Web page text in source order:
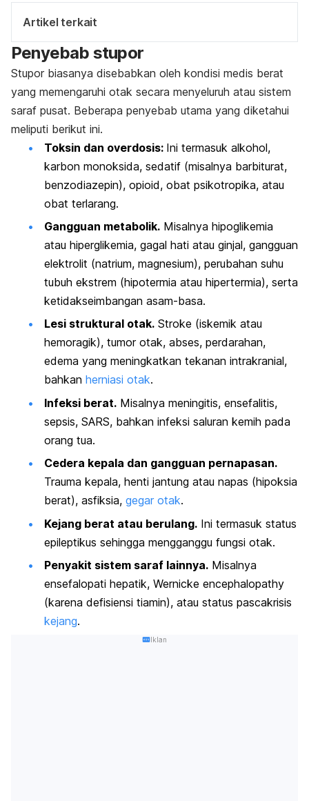
Artikel terkait
Penyebab stupor
Stupor biasanya disebabkan oleh kondisi medis berat
yang memengaruhi otak secara menyeluruh atau sistem
saraf pusat. Beberapa penyebab utama yang diketahui
meliputi berikut ini.
Toksin dan overdosis: Ini termasuk alkohol,
karbon monoksida, sedatif (misalnya barbiturat,
benzodiazepin), opioid, obat psikotropika, atau
obat terlarang.
Gangguan metabolik. Misalnya hipoglikemia
atau hiperglikemia, gagal hati atau ginjal, gangguan
elektrolit (natrium, magnesium), perubahan suhu
tubuh ekstrem (hipotermia atau hipertermia), serta
ketidakseimbangan asam-basa.
Lesi struktural otak. Stroke (iskemik atau
hemoragik), tumor otak, abses, perdarahan,
edema yang meningkatkan tekanan intrakranial,
bahkan herniasi otak.
Infeksi berat. Misalnya meningitis, ensefalitis,
sepsis, SARS, bahkan infeksi saluran kemih pada
orang tua.
Cedera kepala dan gangguan pernapasan.
Trauma kepala, henti jantung atau napas (hipoksia
berat), asfiksia, gegar otak.
Kejang berat atau berulang. Ini termasuk status
epileptikus sehingga mengganggu fungsi otak.
Penyakit sistem saraf lainnya. Misalnya
ensefalopati hepatik, Wernicke encephalopathy
(karena defisiensi tiamin), atau status pascakrisis
kejang.
Iklan